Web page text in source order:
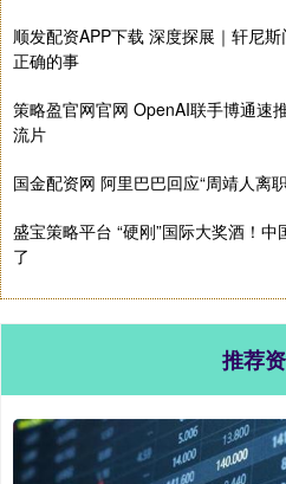
顺发配资APP下载 深度探展｜轩尼
正确的事
策略盈官网官网 OpenAI联手博通速
流片
国金配资网 阿里巴巴回应“周靖人离
盛宝策略平台 “硬刚”国际大奖酒！
了
推荐